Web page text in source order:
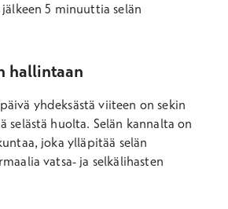
5 minuuttia selän
hallintaan
yhdeksästä viiteen on sekin
selästä huolta. Selän kannalta on
joka ylläpitää selän
vatsa- ja selkälihasten